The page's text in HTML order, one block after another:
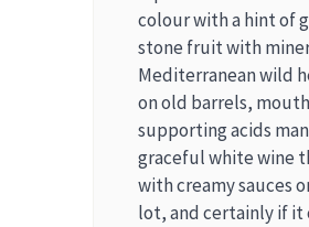
colour with a hint of
stone fruit with
Mediterranean wild
on old barrels,
supporting acids
graceful white wine
with creamy sauces
lot, and certainly if it